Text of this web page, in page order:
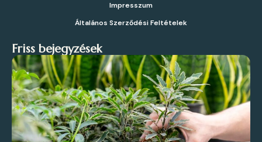
Impresszum
Általános Szerződési Feltételek
Friss bejegyzések